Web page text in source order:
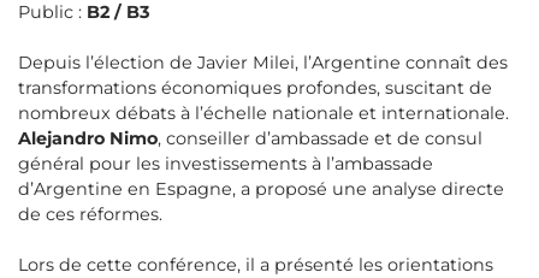
Public : B2 / B3
Depuis l’élection de Javier Milei, l’Argentine connaît des
transformations économiques profondes, suscitant de
nombreux débats à l’échelle nationale et internationale.
Alejandro Nimo, conseiller d’ambassade et de consul
général pour les investissements à l’ambassade
d’Argentine en Espagne, a proposé une analyse directe
de ces réformes.
Lors de cette conférence, il a présenté les orientations